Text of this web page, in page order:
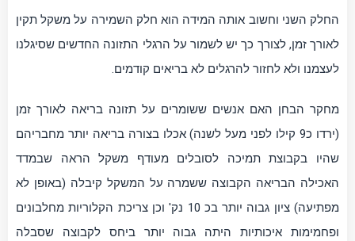
החלק השני וחשוב אותה המידה הוא חלק השמירה על משקל תקין
לאורך זמן, לצורך כך יש לשמור על הרגלי התזונה החדשים שסיגלנו
לעצמנו ולא לחזור להרגלים לא בריאים קודמים.
מחקר הבחן האם אנשים ששומרים על תזונה בריאה לאורך זמן
(ירדו כ9 קילו לפני מעל לשנה) אכלו בצורה בריאה יותר מחבריהם
שהיו בקבוצת תמיכה לסובלים מעודף משקל הראה שבמדד
האכילה הבריאה הקבוצה ששמרה על המשקל קיבלה (באופן לא
מפתיעה) ציון גבוה יותר בכ 10 נק' וכן צריכת הקלוריות מחלבונים
ופחמימות איכותיות היתה גבוה יותר ביחס לקבוצה שסבלה